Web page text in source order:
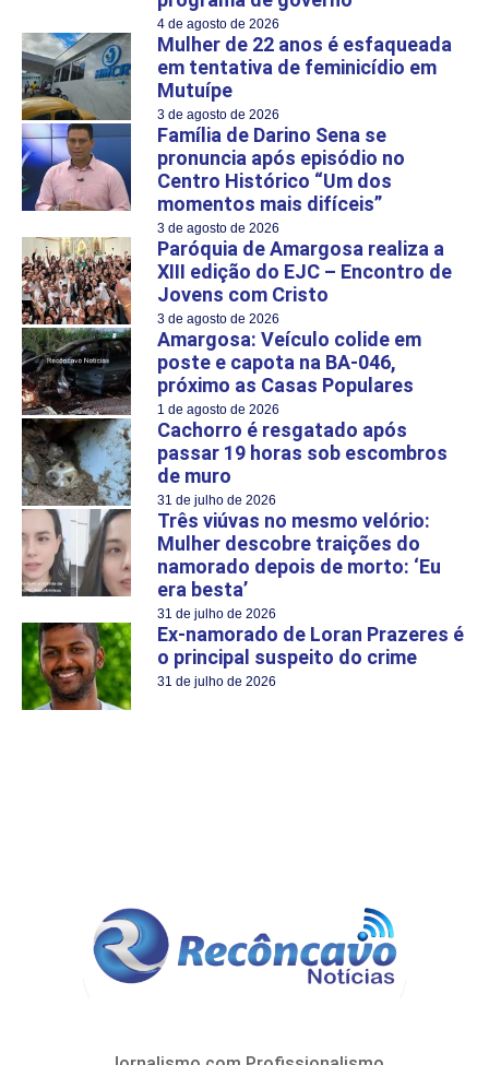
4 de agosto de 2026
Mulher de 22 anos é esfaqueada
em tentativa de feminicídio em
Mutuípe
3 de agosto de 2026
Família de Darino Sena se
pronuncia após episódio no
Centro Histórico “Um dos
momentos mais difíceis”
3 de agosto de 2026
Paróquia de Amargosa realiza a
XIII edição do EJC – Encontro de
Jovens com Cristo
3 de agosto de 2026
Amargosa: Veículo colide em
poste e capota na BA-046,
próximo as Casas Populares
1 de agosto de 2026
Cachorro é resgatado após
passar 19 horas sob escombros
de muro
31 de julho de 2026
Três viúvas no mesmo velório:
Mulher descobre traições do
namorado depois de morto: ‘Eu
era besta’
31 de julho de 2026
Ex-namorado de Loran Prazeres é
o principal suspeito do crime
31 de julho de 2026